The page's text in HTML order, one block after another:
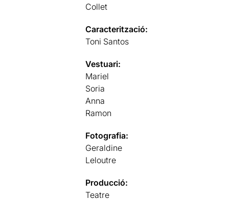
Collet
Caracterització:
Toni Santos
Vestuari:
Mariel
Soria
Anna
Ramon
Fotografia:
Geraldine
Leloutre
Producció:
Teatre